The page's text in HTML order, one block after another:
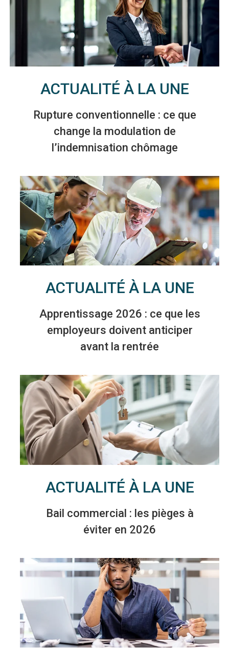
ACTUALITÉ À LA UNE
Rupture conventionnelle : ce que
change la modulation de
l’indemnisation chômage
ACTUALITÉ À LA UNE
Apprentissage 2026 : ce que les
employeurs doivent anticiper
avant la rentrée
ACTUALITÉ À LA UNE
Bail commercial : les pièges à
éviter en 2026